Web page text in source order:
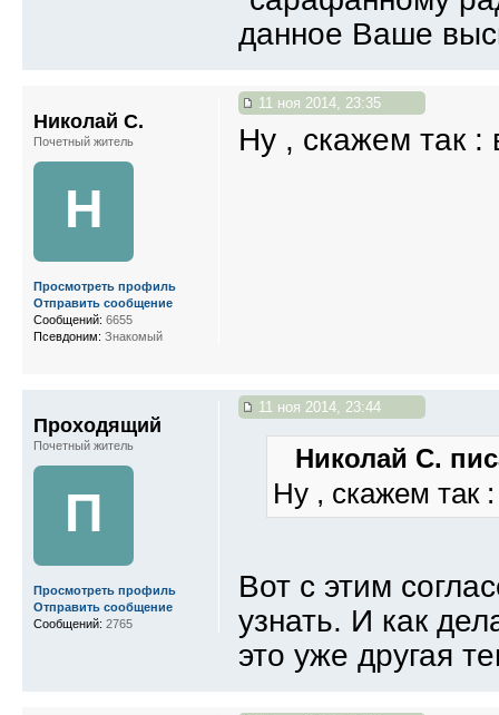
данное Ваше
11 ноя 2014, 23:35
Ну , скажем так :
Николай С.
Почетный житель
Н
Просмотреть профиль
Отправить сообщение
Сообщений: 6655
Псевдоним: Знакомый
11 ноя 2014, 23:44
Николай С.
Ну , скажем так
Вот с этим
узнать. И как
это уже другая
Проходящий
Почетный житель
П
Просмотреть профиль
Отправить сообщение
Сообщений: 2765